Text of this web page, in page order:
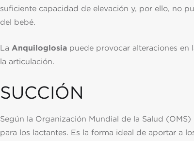
suficiente capacidad de elevación y, por ello, no
del bebé.
La Anquiloglosia puede provocar alteraciones en
la articulación.
SUCCIÓN
Según la Organización Mundial de la Salud
para los lactantes. Es la forma ideal de aportar a